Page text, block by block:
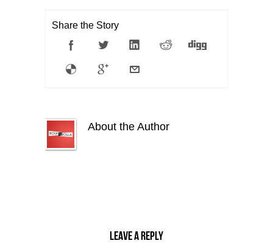
Share the Story
About the Author
Leave a reply